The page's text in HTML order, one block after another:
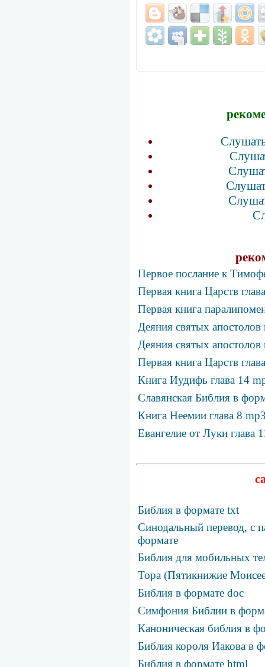
Первое послание к
Первая книга Царств
Первая книга
Деяния святых апостолов
Деяния святых апостолов
Первая книга Царств
Книга Иудифь глава 14
Славянская Библия в
Книга Неемии глава 8
Евангелие от Луки глава
Библия в формате txt
Синодальный перевод, с
формате
Библия для мобильных
Тора (Пятикнижие
Библия в формате doc
Симфония Библии в
Каноническая библия в
Библия короля Иакова в
Библия в формате html